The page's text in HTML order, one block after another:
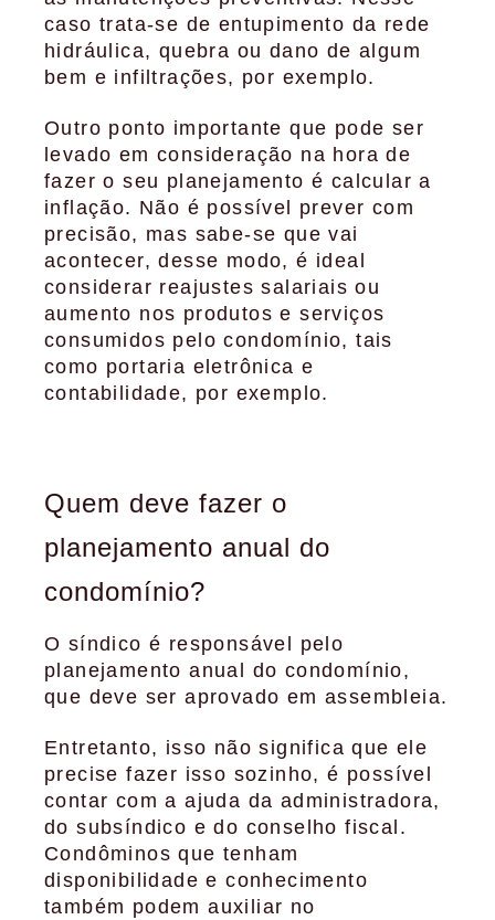
caso trata-se de entupimento da rede
hidráulica, quebra ou dano de algum
bem e infiltrações, por exemplo.
Outro ponto importante que pode ser
levado em consideração na hora de
fazer o seu planejamento é calcular a
inflação. Não é possível prever com
precisão, mas sabe-se que vai
acontecer, desse modo, é ideal
considerar reajustes salariais ou
aumento nos produtos e serviços
consumidos pelo condomínio, tais
como portaria eletrônica e
contabilidade, por exemplo.
Quem deve fazer o
planejamento anual do
condomínio?
O síndico é responsável pelo
planejamento anual do condomínio,
que deve ser aprovado em assembleia.
Entretanto, isso não significa que ele
precise fazer isso sozinho, é possível
contar com a ajuda da administradora,
do subsíndico e do conselho fiscal.
Condôminos que tenham
disponibilidade e conhecimento
também podem auxiliar no